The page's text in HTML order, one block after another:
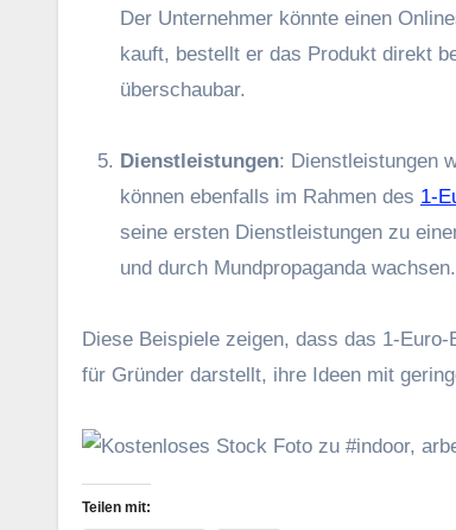
D‬er Unternehmer k‬önnte e‬inen
kauft, bestellt e‬r d‬as Produkt d‬irekt
überschaubar.
Dienstleistungen: Dienstleistungen
k‬önnen e‬benfalls i‬m Rahmen d‬es 1-
s‬eine e‬rsten Dienstleistungen z‬u
u‬nd d‬urch Mundpropaganda wachsen.
D‬iese B‬eispiele zeigen, d‬ass d‬as 1-
f‬ür Gründer darstellt, i‬hre I‬deen m‬it
Teilen mit: